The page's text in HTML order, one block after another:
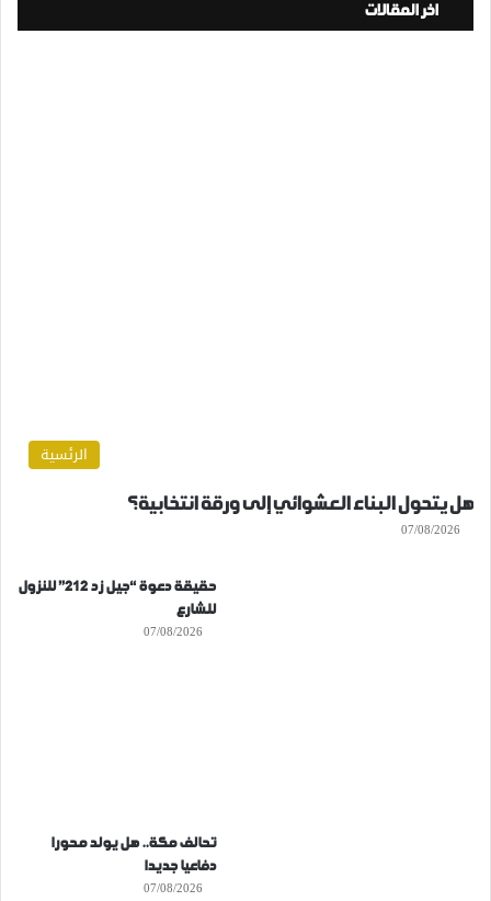
اخر المقالات
الرئسية
هل يتحول البناء العشوائي إلى ورقة انتخابية؟
07/08/2026
حقيقة دعوة “جيل زد 212” للنزول
للشارع
07/08/2026
تحالف مكة.. هل يولد محورا
دفاعيا جديدا
07/08/2026